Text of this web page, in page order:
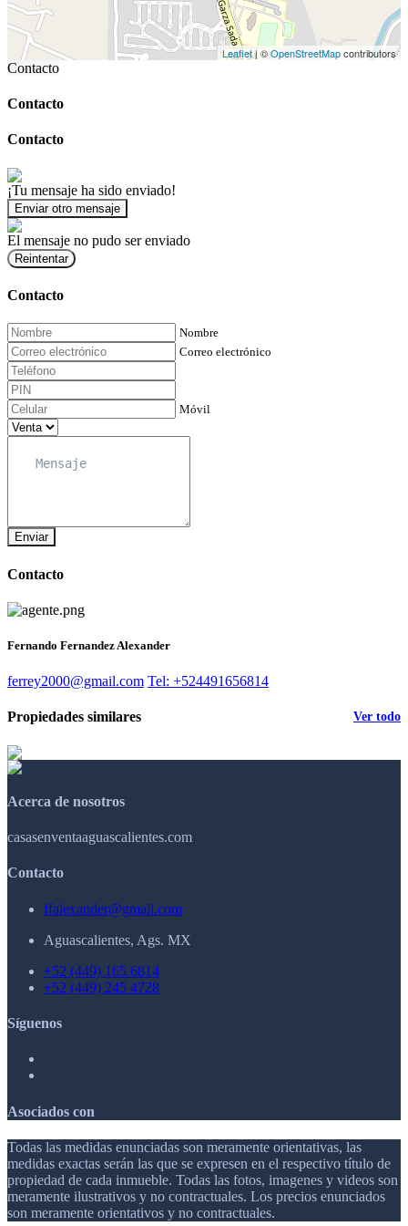
Leaflet| ©OpenStreetMapcontributors
Contacto
Contacto
Contacto
¡Tu mensaje ha sido enviado!
Enviar otro mensaje
El mensaje no pudo ser enviado
Reintentar
Contacto
Nombre
Correo electrónico
Móvil
Enviar
Contacto
Fernando Fernandez Alexander
ferrey2000@gmail.com Tel: +524491656814
Propiedades similares Ver todo
Acerca de nosotros
casasenventaaguascalientes.com
Contacto
ffalexander@gmail.com
Aguascalientes, Ags. MX
+52 (449) 165 6814
+52 (449) 245 4728
Síguenos
Asociados con
Todas las medidas enunciadas son meramente orientativas, las
medidas exactas serán las que se expresen en el respectivo título de
propiedad de cada inmueble. Todas las fotos, imagenes y videos son
meramente ilustrativos y no contractuales. Los precios enunciados
son meramente orientativos y no contractuales.